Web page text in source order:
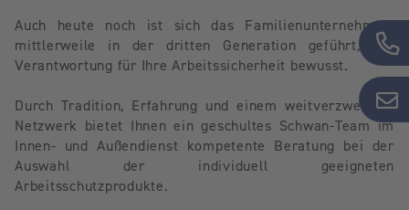
Auch heute noch ist sich das Familienunternehmen,
mittlerweile in der dritten Generation geführt, der
Verantwortung für Ihre Arbeitssicherheit bewusst.
Durch Tradition, Erfahrung und einem weitverzweigten
Netzwerk bietet Ihnen ein geschultes Schwan-Team im
Innen- und Außendienst kompetente Beratung bei der
Auswahl der individuell geeigneten
Arbeitsschutzprodukte.